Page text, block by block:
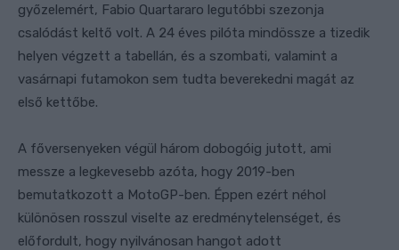
győzelemért, Fabio Quartararo legutóbbi szezonja
csalódást keltő volt. A 24 éves pilóta mindössze a tizedik
helyen végzett a tabellán, és a szombati, valamint a
vasárnapi futamokon sem tudta beverekedni magát az
első kettőbe.
A főversenyeken végül három dobogóig jutott, ami
messze a legkevesebb azóta, hogy 2019-ben
bemutatkozott a MotoGP-ben. Éppen ezért néhol
különösen rosszul viselte az eredménytelenséget, és
előfordult, hogy nyilvánosan hangot adott